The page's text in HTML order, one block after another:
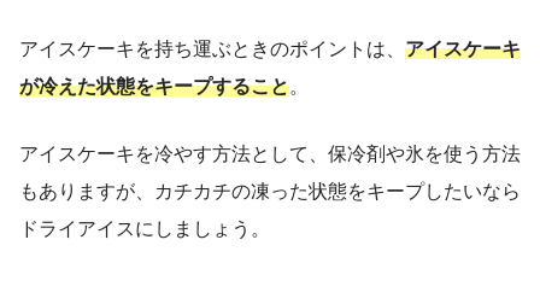
アイスケーキを持ち運ぶときのポイントは、 アイスケーキ
が冷えた状態をキープすること。
アイスケーキを冷やす方法として、保冷剤や氷を使う方法
もありますが、カチカチの凍った状態をキープしたいなら
ドライアイスにしましょう。